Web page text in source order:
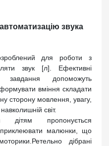
звука
для роботи з
звук [л]. Ефективні
допоможуть
вміння складати
сторону мовлення, увагу,
світ.
пропонується
приклеювати малюнки, що
дібрані